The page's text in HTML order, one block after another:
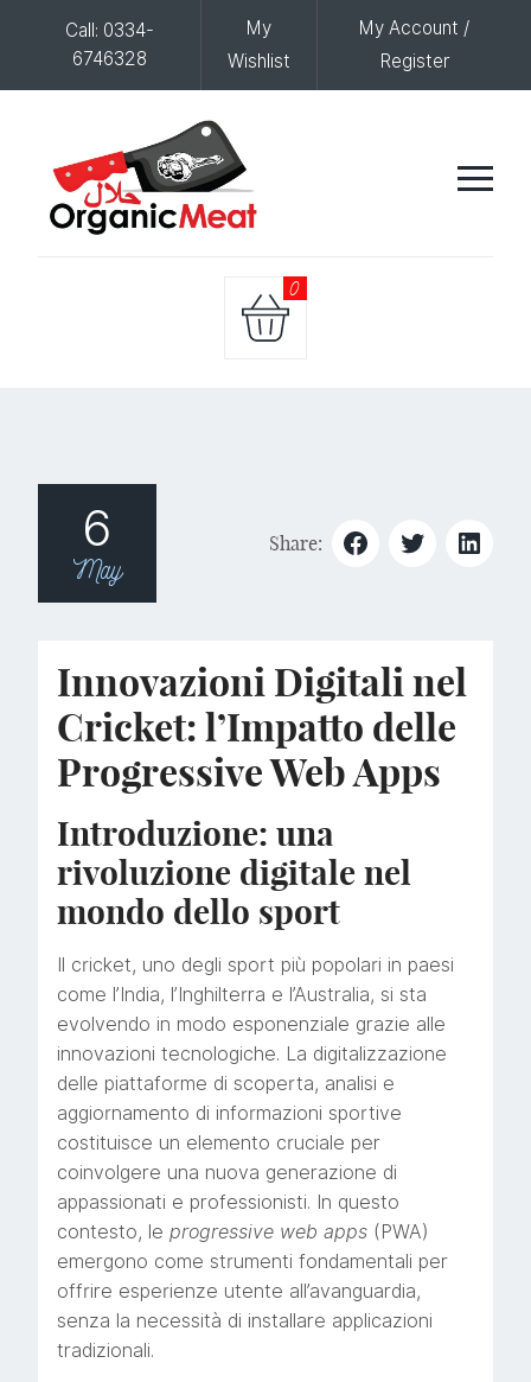
Call: 0334-
6746328
My
Wishlist
My Account /
Register
0
6
May
Share:
Innovazioni Digitali nel
Cricket: l’Impatto delle
Progressive Web Apps
Introduzione: una
rivoluzione digitale nel
mondo dello sport
Il cricket, uno degli sport più popolari in paesi
come l’India, l’Inghilterra e l’Australia, si sta
evolvendo in modo esponenziale grazie alle
innovazioni tecnologiche. La digitalizzazione
delle piattaforme di scoperta, analisi e
aggiornamento di informazioni sportive
costituisce un elemento cruciale per
coinvolgere una nuova generazione di
appassionati e professionisti. In questo
contesto, le progressive web apps (PWA)
emergono come strumenti fondamentali per
offrire esperienze utente all’avanguardia,
senza la necessità di installare applicazioni
tradizionali.